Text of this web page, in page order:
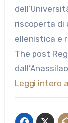
riscoperta di
ellenistica e
The post
Leggi intero